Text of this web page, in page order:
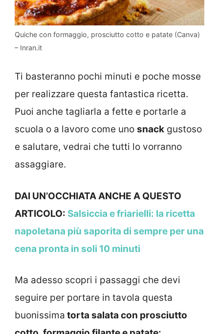
Quiche con formaggio, prosciutto cotto e patate (Canva)
– Inran.it
Ti basteranno pochi minuti e poche mosse
per realizzare questa fantastica ricetta.
Puoi anche tagliarla a fette e portarle a
scuola o a lavoro come uno snack gustoso
e salutare, vedrai che tutti lo vorranno
assaggiare.
DAI UN’OCCHIATA ANCHE A QUESTO
ARTICOLO: Salsiccia e friarielli: la ricetta
napoletana più saporita di sempre per una
cena pronta in soli 10 minuti
Ma adesso scopri i passaggi che devi
seguire per portare in tavola questa
buonissima torta salata con prosciutto